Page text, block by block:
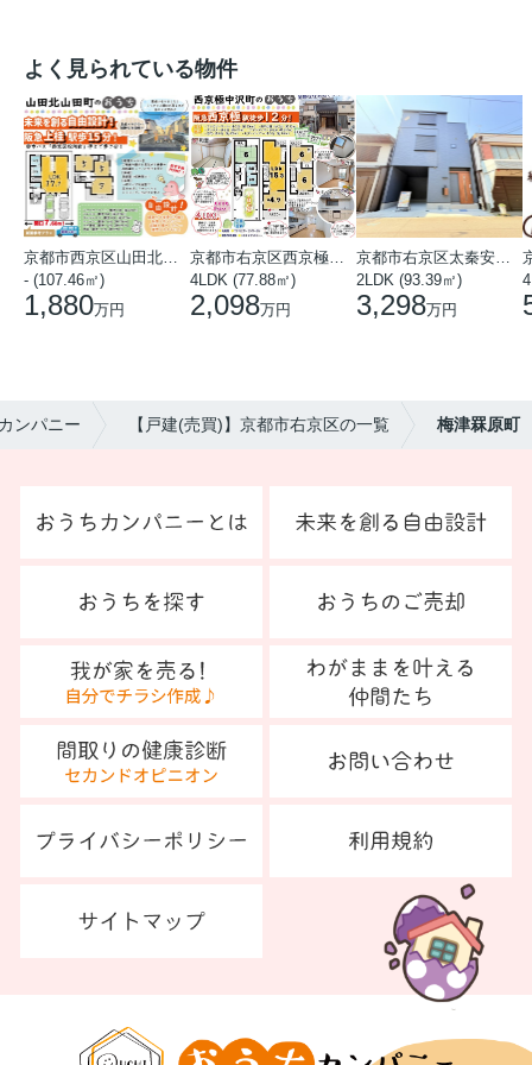
よく見られている物件
- (107.46㎡)
1,880万円
4LDK (77.88㎡)
2,098万円
2LDK (93.39㎡)
3,298万円
ンパニー 【戸建(売買)】京都市右京区の一覧 梅津罧原町